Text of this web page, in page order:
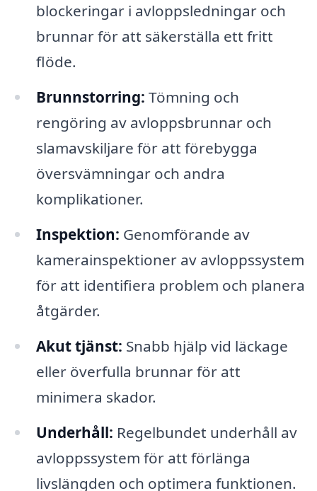
blockeringar i avloppsledningar och
brunnar för att säkerställa ett fritt
flöde.
Brunnstorring: Tömning och
rengöring av avloppsbrunnar och
slamavskiljare för att förebygga
översvämningar och andra
komplikationer.
Inspektion: Genomförande av
kamerainspektioner av avloppssystem
för att identifiera problem och planera
åtgärder.
Akut tjänst: Snabb hjälp vid läckage
eller överfulla brunnar för att
minimera skador.
Underhåll: Regelbundet underhåll av
avloppssystem för att förlänga
livslängden och optimera funktionen.